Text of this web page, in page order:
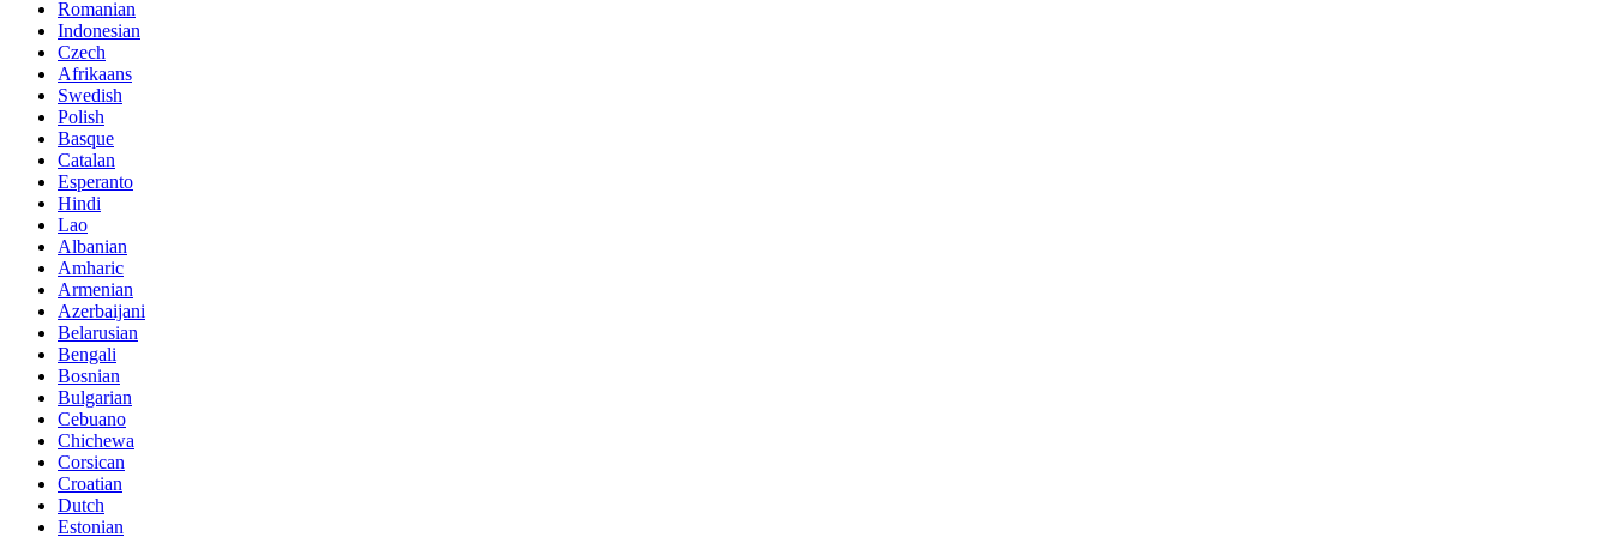
Romanian
Indonesian
Czech
Afrikaans
Swedish
Polish
Basque
Catalan
Esperanto
Hindi
Lao
Albanian
Amharic
Armenian
Azerbaijani
Belarusian
Bengali
Bosnian
Bulgarian
Cebuano
Chichewa
Corsican
Croatian
Dutch
Estonian